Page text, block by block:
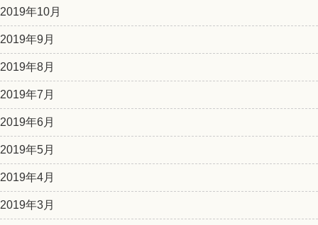
2019年10月
2019年9月
2019年8月
2019年7月
2019年6月
2019年5月
2019年4月
2019年3月